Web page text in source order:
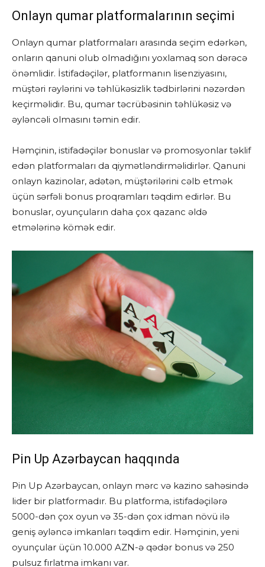
Onlayn qumar platformalarının seçimi
Onlayn qumar platformaları arasında seçim edərkən,
onların qanuni olub olmadığını yoxlamaq son dərəcə
önəmlidir. İstifadəçilər, platformanın lisenziyasını,
müştəri rəylərini və təhlükəsizlik tədbirlərini nəzərdən
keçirməlidir. Bu, qumar təcrübəsinin təhlükəsiz və
əyləncəli olmasını təmin edir.
Həmçinin, istifadəçilər bonuslar və promosyonlar təklif
edən platformaları da qiymətləndirməlidirlər. Qanuni
onlayn kazinolar, adətən, müştərilərini cəlb etmək
üçün sərfəli bonus proqramları təqdim edirlər. Bu
bonuslar, oyunçuların daha çox qazanc əldə
etmələrinə kömək edir.
Pin Up Azərbaycan haqqında
Pin Up Azərbaycan, onlayn mərc və kazino sahəsində
lider bir platformadır. Bu platforma, istifadəçilərə
5000-dən çox oyun və 35-dən çox idman növü ilə
geniş əyləncə imkanları təqdim edir. Həmçinin, yeni
oyunçular üçün 10.000 AZN-ə qədər bonus və 250
pulsuz fırlatma imkanı var.